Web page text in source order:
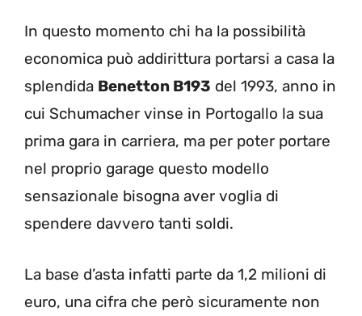
In questo momento chi ha la possibilità
economica può addirittura portarsi a casa la
splendida Benetton B193 del 1993, anno in
cui Schumacher vinse in Portogallo la sua
prima gara in carriera, ma per poter portare
nel proprio garage questo modello
sensazionale bisogna aver voglia di
spendere davvero tanti soldi.
La base d’asta infatti parte da 1,2 milioni di
euro, una cifra che però sicuramente non